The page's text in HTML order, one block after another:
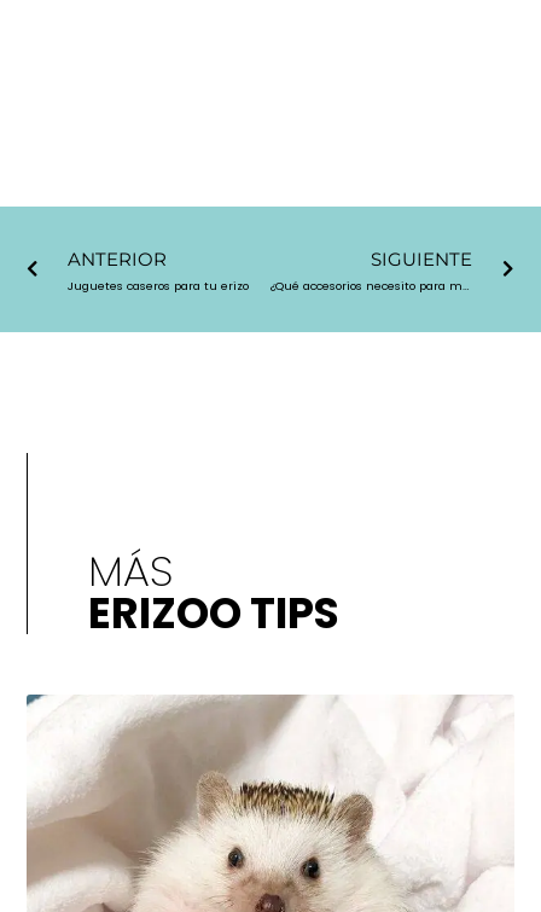
ANTERIOR
Juguetes caseros para tu erizo
SIGUIENTE
¿Qué accesorios necesito para mi primer erizo?
MÁS
ERIZOO TIPS